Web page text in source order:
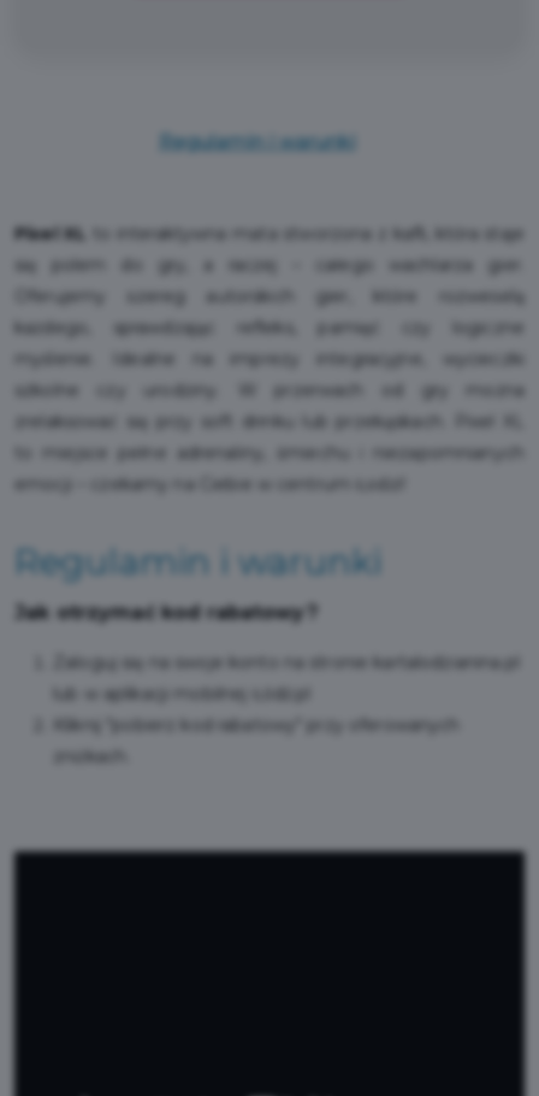
Regulamin i warunki
Pixel XL
to interaktywna mata stworzona z kafli, która staje
się polem do gry, a raczej – całego wachlarza gier.
Oferujemy szereg autorskich gier, które rozweselą
każdego, sprawdzając refleks, pamięć czy logiczne
myślenie. Idealne na imprezy integracyjne, wycieczki
szkolne czy urodziny. W przerwach od gry można
zrelaksować się przy soft drinku lub przekąskach. Pixel XL
to miejsce pełne adrenaliny, śmiechu i niezapomnianych
emocji – czekamy na Ciebie w centrum Łodzi!
Regulamin i warunki
Jak otrzymać kod rabatowy?
Zaloguj się na swoje konto na stronie kartalodzianina.pl
lub w aplikacji mobilnej Łódź.pl
Kliknij "pobierz kod rabatowy" przy oferowanych
zniżkach.